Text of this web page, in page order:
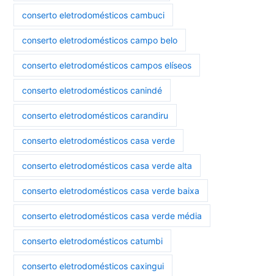
conserto eletrodomésticos cambuci
conserto eletrodomésticos campo belo
conserto eletrodomésticos campos elíseos
conserto eletrodomésticos canindé
conserto eletrodomésticos carandiru
conserto eletrodomésticos casa verde
conserto eletrodomésticos casa verde alta
conserto eletrodomésticos casa verde baixa
conserto eletrodomésticos casa verde média
conserto eletrodomésticos catumbi
conserto eletrodomésticos caxingui